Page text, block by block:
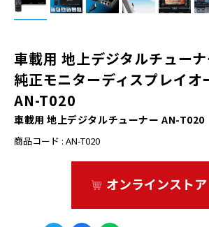
車載用 地上デジタルチュー
純正モニターディスプレイオ
AN-T020
車載用 地上デジタルチューナー AN-T020
商品コード : AN-T020
オンラインストア